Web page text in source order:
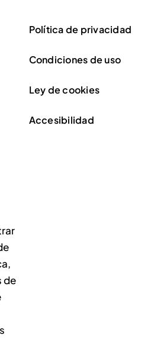
Política de privacidad
Condiciones de uso
Ley de cookies
Accesibilidad
de